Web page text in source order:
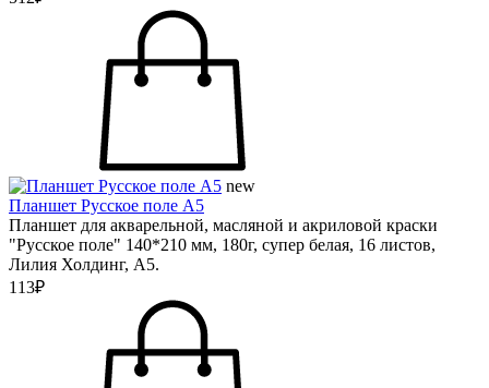
new
Планшет Русское поле А5
Планшет для акварельной, масляной и акриловой краски
"Русское поле" 140*210 мм, 180г, супер белая, 16 листов,
Лилия Холдинг, А5.
113₽